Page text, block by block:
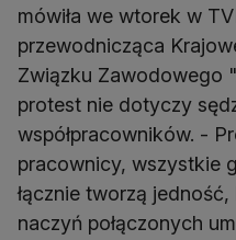
mówiła we wtorek w
przewodnicząca
Związku Zawodowego
protest nie dotyczy
współpracowników. -
pracownicy, wszystkie
łącznie tworzą
naczyń połączonych